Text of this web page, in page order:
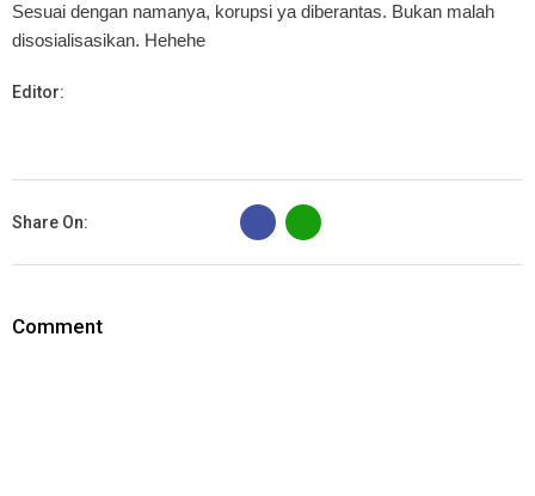
Sesuai dengan namanya, korupsi ya diberantas. Bukan malah
disosialisasikan. Hehehe
Editor:
Share On:
B
Comment